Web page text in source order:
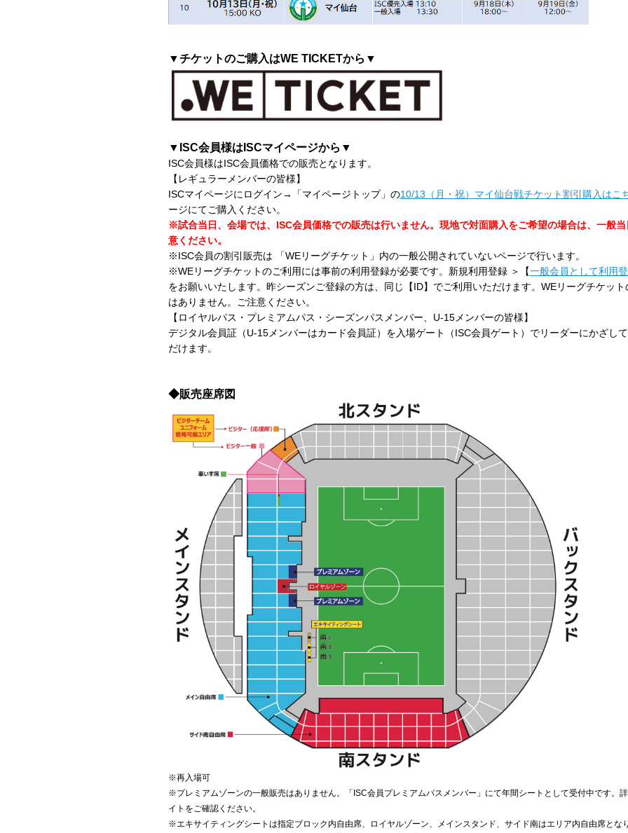
▼チケットのご購入はWE TICKETから▼
▼ISC会員様はISCマイページから▼
ISC会員様はISC会員価格での販売となります。
【レギュラーメンバーの皆様】
ISCマイページにログイン→「マイページトップ」の10/13（月・祝）マイ仙台戦チケット割引購入はこ
ージにてご購入ください。
※試合当日、会場では、ISC会員価格での販売は行いません。現地で対面購入をご希望の場合は、一般
意ください。
※ISC会員の割引販売は 「WEリーグチケット」内の一般公開されていないページで行います。
※WEリーグチケットのご利用には事前の利用登録が必要です。新規利用登録 ＞【一般会員として利用
をお願いいたします。昨シーズンご登録の方は、同じ【ID】でご利用いただけます。WEリーグチケッ
はありません。ご注意ください。
【ロイヤルパス・プレミアムパス・シーズンパスメンバー、U-15メンバーの皆様】
デジタル会員証（U-15メンバーはカード会員証）を入場ゲート（ISC会員ゲート）でリーダーにかざし
だけます。
◆販売座席図
※再入場可
※プレミアムゾーンの一般販売はありません。「ISC会員プレミアムパスメンバー」にて年間シートとして受付中です。
イトをご確認ください。
※エキサイティングシートは指定ブロック内自由席、ロイヤルゾーン、メインスタンド、サイド南はエリア内自由席となり